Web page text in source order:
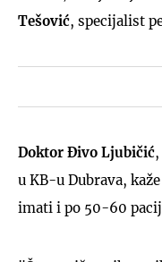
Tešović, specijalist
Doktor Đivo Ljubičić
u KB-u Dubrava,
imati i po 50-60